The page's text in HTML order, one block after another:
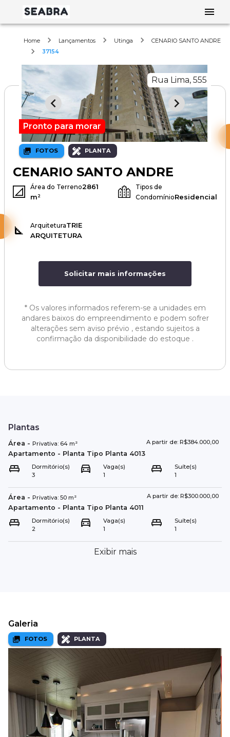
Home Lançamentos Utinga
CENARIO SANTO ANDRE
37154
FOTOS PLANTA
Rua Lima, 555
Pronto para morar
CENARIO SANTO ANDRE
Área do Terreno2861
m²
Tipos de
CondomínioResidencial
ArquiteturaTRIE
ARQUITETURA
Solicitar mais informações
* Os valores informados referem-se a unidades em
andares baixos do empreendimento e podem sofrer
alterações sem aviso prévio , estando sujeitos a
confirmação da disponibilidade do estoque .
Plantas
Área - Privativa: 64 m² A partir de: R$384.000,00
Apartamento - Planta Tipo Planta 4013
Dormitório(s)
3
Vaga(s)
1
Suíte(s)
1
Área - Privativa: 50 m² A partir de: R$300.000,00
Apartamento - Planta Tipo Planta 4011
Dormitório(s)
2
Vaga(s)
1
Suíte(s)
1
Exibir mais
Galeria
FOTOS PLANTA